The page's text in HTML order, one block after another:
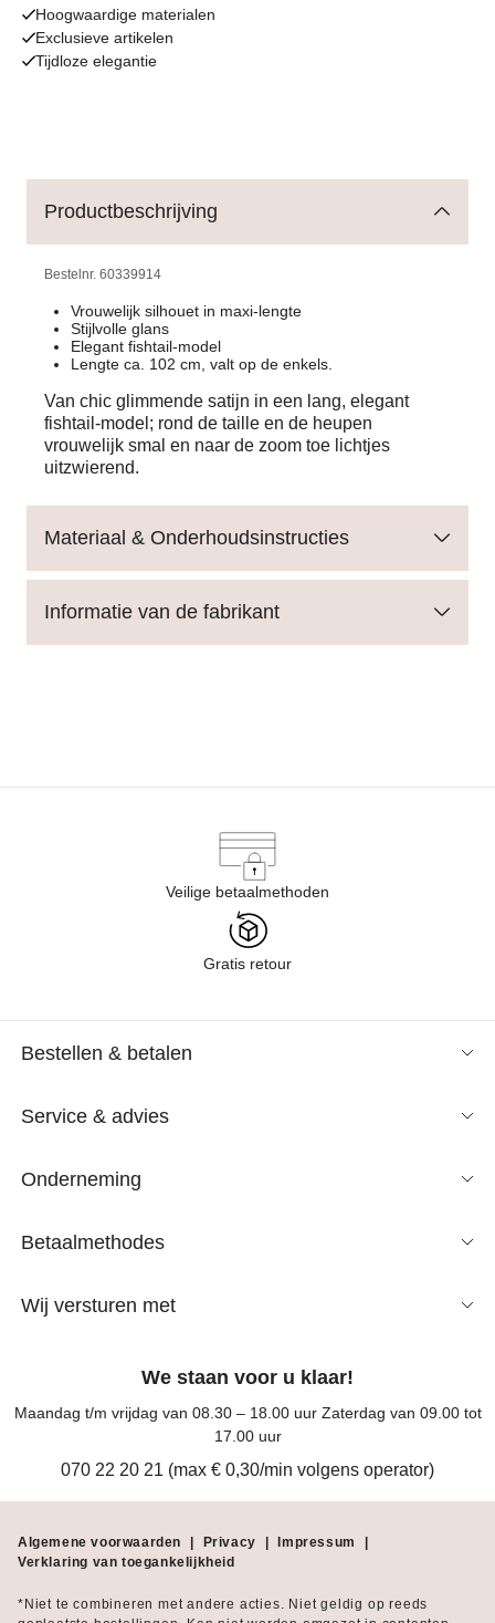
Hoogwaardige materialen
Exclusieve artikelen
Tijdloze elegantie
Productbeschrijving
Bestelnr. 60339914
Vrouwelijk silhouet in maxi-lengte
Stijlvolle glans
Elegant fishtail-model
Lengte ca. 102 cm, valt op de enkels.
Van chic glimmende satijn in een lang, elegant
fishtail-model; rond de taille en de heupen
vrouwelijk smal en naar de zoom toe lichtjes
uitzwierend.
Materiaal & Onderhoudsinstructies
Informatie van de fabrikant
Veilige betaalmethoden
Gratis retour
Bestellen & betalen
Service & advies
Onderneming
Betaalmethodes
Wij versturen met
We staan voor u klaar!
Maandag t/m vrijdag van 08.30 – 18.00 uur Zaterdag van 09.00 tot
17.00 uur
070 22 20 21 (max € 0,30/min volgens operator)
Algemene voorwaarden | Privacy | Impressum
|
Verklaring van toegankelijkheid
*Niet te combineren met andere acties. Niet geldig op reeds